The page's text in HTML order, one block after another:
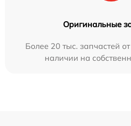
Оригинальные
Более 20 тыс. запчастей
наличии на